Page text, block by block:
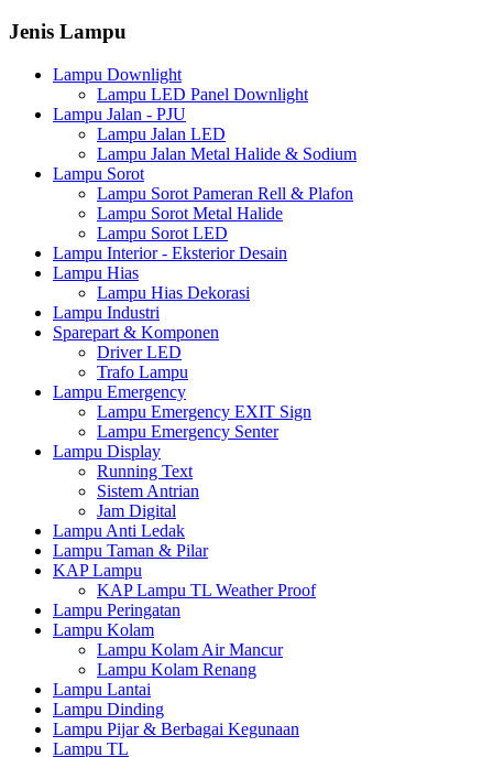
Jenis Lampu
Lampu Downlight
Lampu LED Panel Downlight
Lampu Jalan - PJU
Lampu Jalan LED
Lampu Jalan Metal Halide & Sodium
Lampu Sorot
Lampu Sorot Pameran Rell & Plafon
Lampu Sorot Metal Halide
Lampu Sorot LED
Lampu Interior - Eksterior Desain
Lampu Hias
Lampu Hias Dekorasi
Lampu Industri
Sparepart & Komponen
Driver LED
Trafo Lampu
Lampu Emergency
Lampu Emergency EXIT Sign
Lampu Emergency Senter
Lampu Display
Running Text
Sistem Antrian
Jam Digital
Lampu Anti Ledak
Lampu Taman & Pilar
KAP Lampu
KAP Lampu TL Weather Proof
Lampu Peringatan
Lampu Kolam
Lampu Kolam Air Mancur
Lampu Kolam Renang
Lampu Lantai
Lampu Dinding
Lampu Pijar & Berbagai Kegunaan
Lampu TL